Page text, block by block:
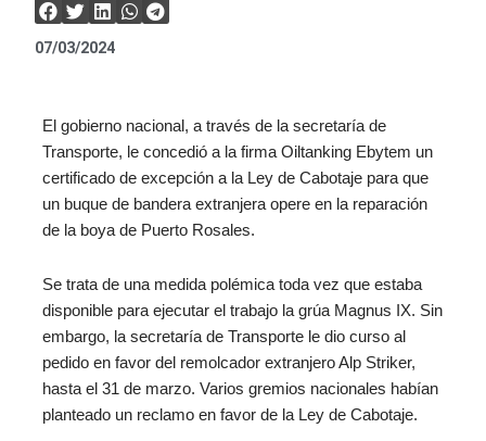
07/03/2024
El gobierno nacional, a través de la secretaría de
Transporte, le concedió a la firma Oiltanking Ebytem un
certificado de excepción a la Ley de Cabotaje para que
un buque de bandera extranjera opere en la reparación
de la boya de Puerto Rosales.
Se trata de una medida polémica toda vez que estaba
disponible para ejecutar el trabajo la grúa Magnus IX. Sin
embargo, la secretaría de Transporte le dio curso al
pedido en favor del remolcador extranjero Alp Striker,
hasta el 31 de marzo. Varios gremios nacionales habían
planteado un reclamo en favor de la Ley de Cabotaje.